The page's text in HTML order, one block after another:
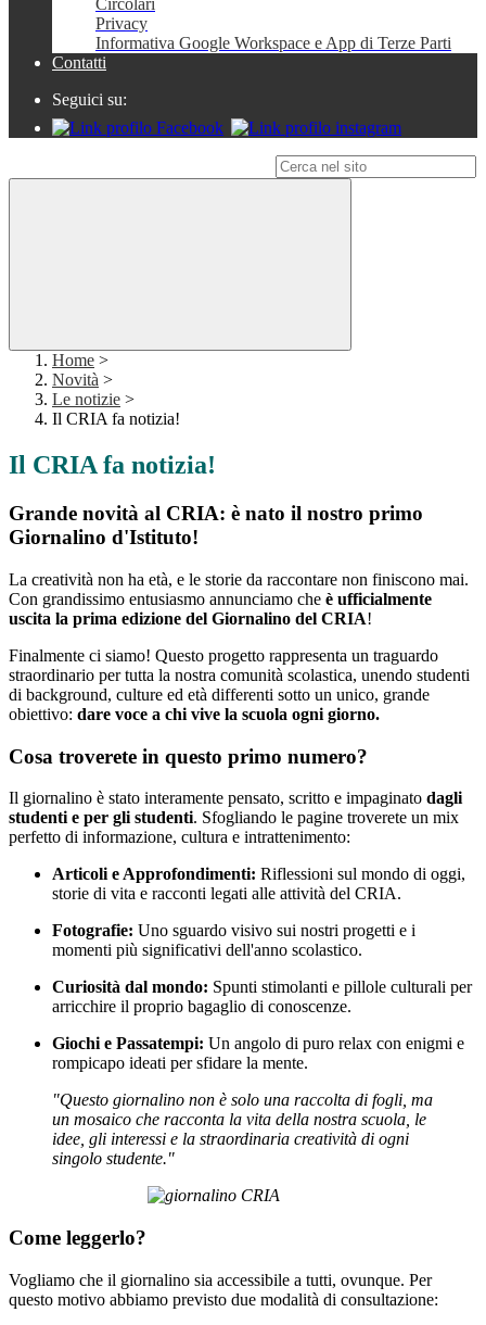
Circolari
Privacy
Informativa Google Workspace e App di Terze Parti
Contatti
Seguici su:
Home >
Novità >
Le notizie >
Il CRIA fa notizia!
Il CRIA fa notizia!
Grande novità al CRIA: è nato il nostro primo
Giornalino d'Istituto!
La creatività non ha età, e le storie da raccontare non finiscono mai.
Con grandissimo entusiasmo annunciamo che è ufficialmente
uscita la prima edizione del Giornalino del CRIA!
Finalmente ci siamo! Questo progetto rappresenta un traguardo
straordinario per tutta la nostra comunità scolastica, unendo studenti
di background, culture ed età differenti sotto un unico, grande
obiettivo: dare voce a chi vive la scuola ogni giorno.
Cosa troverete in questo primo numero?
Il giornalino è stato interamente pensato, scritto e impaginato dagli
studenti e per gli studenti. Sfogliando le pagine troverete un mix
perfetto di informazione, cultura e intrattenimento:
Articoli e Approfondimenti: Riflessioni sul mondo di oggi,
storie di vita e racconti legati alle attività del CRIA.
Fotografie: Uno sguardo visivo sui nostri progetti e i
momenti più significativi dell'anno scolastico.
Curiosità dal mondo: Spunti stimolanti e pillole culturali per
arricchire il proprio bagaglio di conoscenze.
Giochi e Passatempi: Un angolo di puro relax con enigmi e
rompicapo ideati per sfidare la mente.
"Questo giornalino non è solo una raccolta di fogli, ma
un mosaico che racconta la vita della nostra scuola, le
idee, gli interessi e la straordinaria creatività di ogni
singolo studente."
Come leggerlo?
Vogliamo che il giornalino sia accessibile a tutti, ovunque. Per
questo motivo abbiamo previsto due modalità di consultazione: